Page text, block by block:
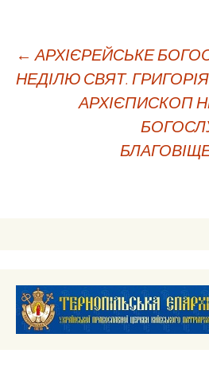
Навігація
запису
← АРХІЄРЕЙСЬКЕ
НЕДІЛЮ СВЯТ.
АРХІЄПИСКОП